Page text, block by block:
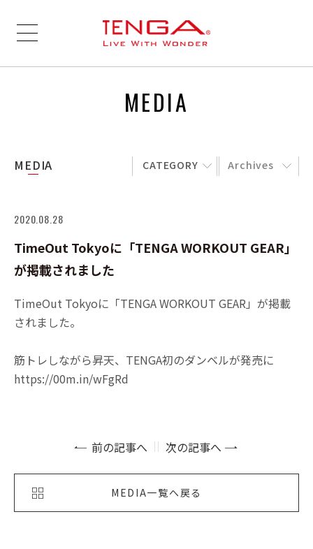
MEDIA
MEDIA CATEGORY Archives
2020.08.28
TimeOut Tokyoに「TENGA WORKOUT GEAR」
が掲載されました
TimeOut Tokyoに「TENGA WORKOUT GEAR」が掲載
されました。
筋トレしながら昇天、TENGA初のダンベルが発売に
https://00m.in/wFgRd
前の記事へ 次の記事へ
MEDIA一覧へ戻る